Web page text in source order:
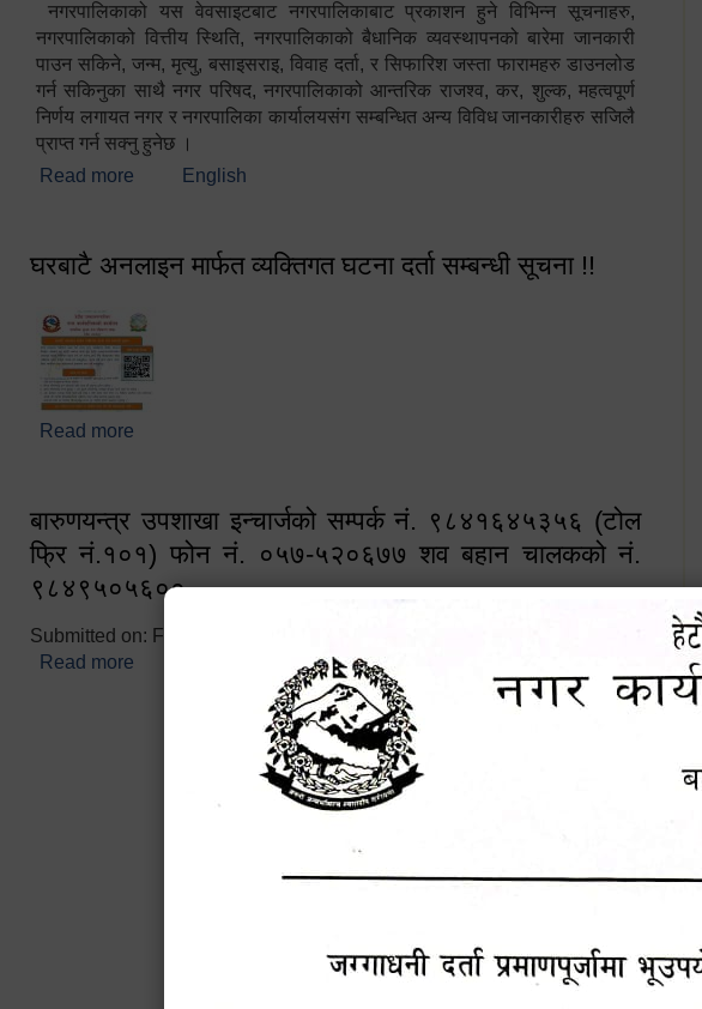
नगरपालिकाको यस वेवसाइटबाट नगरपालिकाबाट प्रकाशन हुने विभिन्न सूचनाहरु,
नगरपालिकाको वित्तीय स्थिति, नगरपालिकाको बैधानिक व्यवस्थापनको बारेमा जानकारी
पाउन सकिने, जन्म, मृत्यु, बसाइसराइ, विवाह दर्ता, र सिफारिश जस्ता फारामहरु डाउनलोड
गर्न सकिनुका साथै नगर परिषद, नगरपालिकाको आन्तरिक राजश्व, कर, शुल्क, महत्वपूर्ण
निर्णय लगायत नगर र नगरपालिका कार्यालयसंग सम्बन्धित अन्य विविध जानकारीहरु सजिलै
प्राप्त गर्न सक्नु हुनेछ ।
Read more about स्वागतम!!!
English
घरबाटै अनलाइन मार्फत व्यक्तिगत घटना दर्ता सम्बन्धी सूचना !!
Read more
बारुणयन्त्र उपशाखा इन्चार्जको सम्पर्क नं. ९८४१६४५३५६ (टोल
फ्रि नं.१०१) फोन नं. ०५७-५२०६७७ शव बहान चालकको नं.
९८४९५०५६००
Submitted on: Fri, 02/25/2022 - 10:50
Read more about बारुणयन्त्र उपशाखा इन्चार्जको सम्पर्क नं. ९८४१६४५३५६ (टोल फ्रि
नं.१०१) फोन नं. ०५७-५२०६७७ शव बहान चालकको नं. ९८४९५०५६००